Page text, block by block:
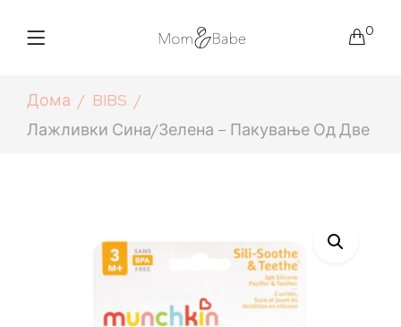
0
Дома
BIBS
Лажливки Сина/зелена – Пакување Од Две